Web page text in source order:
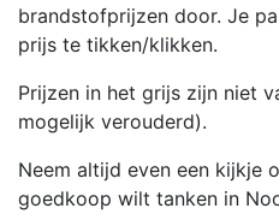
brandstofprijzen door. Je
prijs te tikken/klikken.
Prijzen in het grijs zijn niet
mogelijk verouderd).
Neem altijd even een kijkje
goedkoop wilt tanken in